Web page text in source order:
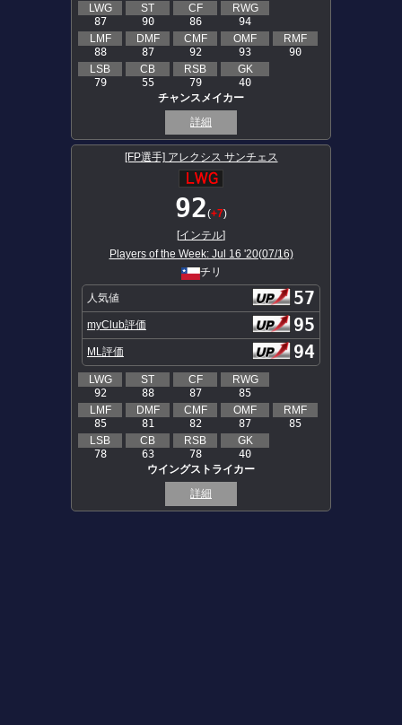
LWG
87
ST
90
CF
86
RWG
94
LMF
88
DMF
87
CMF
92
OMF
93
RMF
90
LSB
79
CB
55
RSB
79
GK
40
チャンスメイカー
詳細
[FP選手] アレクシス サンチェス
92(+7)
[インテル]
Players of the Week: Jul 16 '20(07/16)
チリ
人気値 57
myClub評価 95
ML評価 94
LWG
92
ST
88
CF
87
RWG
85
LMF
85
DMF
81
CMF
82
OMF
87
RMF
85
LSB
78
CB
63
RSB
78
GK
40
ウイングストライカー
詳細